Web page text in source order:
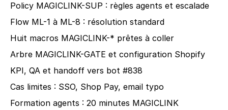
Policy MAGICLINK-SUP : règles agents et escalade
Flow ML-1 à ML-8 : résolution standard
Huit macros MAGICLINK-* prêtes à coller
Arbre MAGICLINK-GATE et configuration Shopify
KPI, QA et handoff vers bot #838
Cas limites : SSO, Shop Pay, email typo
Formation agents : 20 minutes MAGICLINK